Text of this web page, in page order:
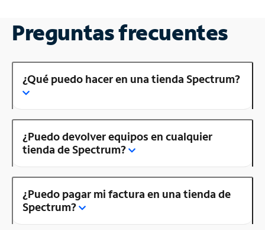
Preguntas frecuentes
¿Qué puedo hacer en una tienda Spectrum?
¿Puedo devolver equipos en cualquier
tienda de Spectrum?
¿Puedo pagar mi factura en una tienda de
Spectrum?